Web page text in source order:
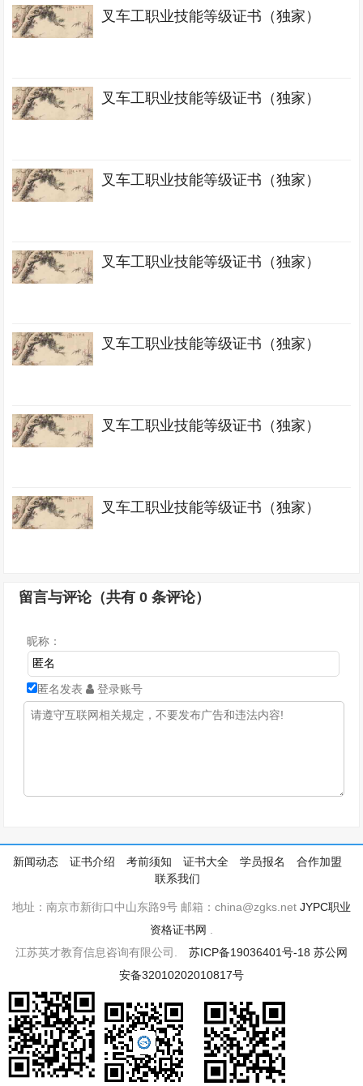
叉车工职业技能等级证书（独家）
叉车工职业技能等级证书（独家）
叉车工职业技能等级证书（独家）
叉车工职业技能等级证书（独家）
叉车工职业技能等级证书（独家）
叉车工职业技能等级证书（独家）
叉车工职业技能等级证书（独家）
留言与评论（共有0 条评论）
昵称：
匿名发表 登录账号
新闻动态 证书介绍 考前须知 证书大全 学员报名
合作加盟
联系我们
地址：南京市新街口中山东路9号 邮箱：china@zgks.net JYPC职业
资格证书网
江苏英才教育信息咨询有限公司. 苏ICP备19036401号-18 苏公网
安备32010202010817号